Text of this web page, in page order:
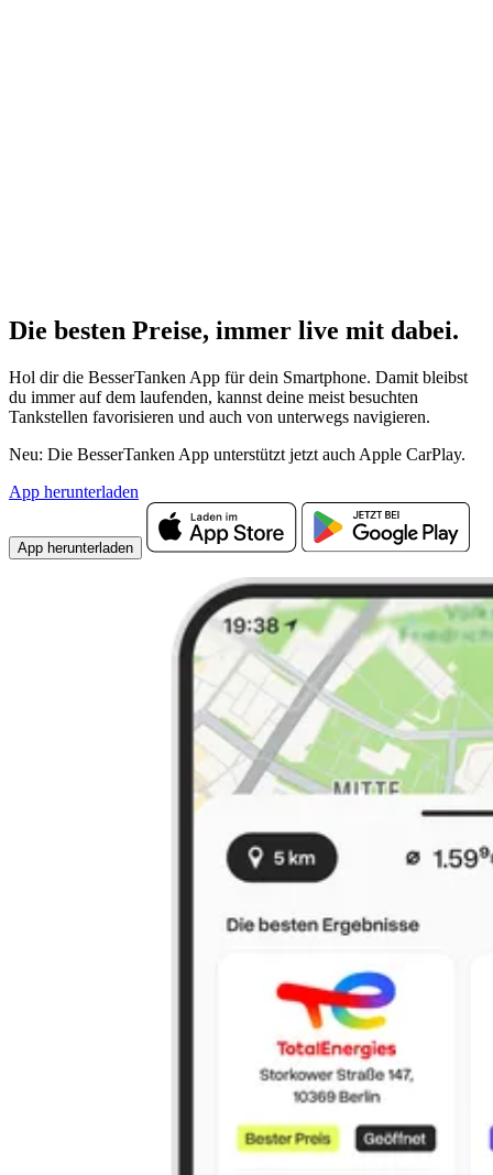
Die besten Preise, immer live mit dabei.
Hol dir die BesserTanken App für dein Smartphone. Damit bleibst
du immer auf dem laufenden, kannst deine meist besuchten
Tankstellen favorisieren und auch von unterwegs navigieren.
Neu: Die BesserTanken App unterstützt jetzt auch Apple CarPlay.
App herunterladen
App herunterladen